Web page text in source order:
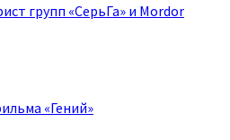
групп «СерьГа» и Mordor
«Гений»